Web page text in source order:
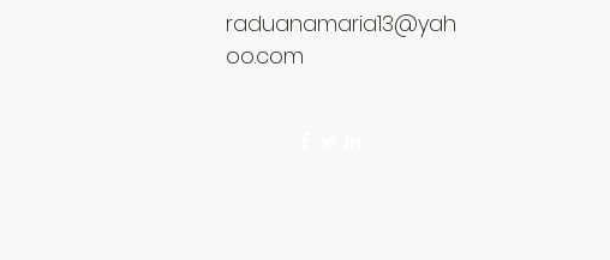
raduanamaria13@yah
oo.com